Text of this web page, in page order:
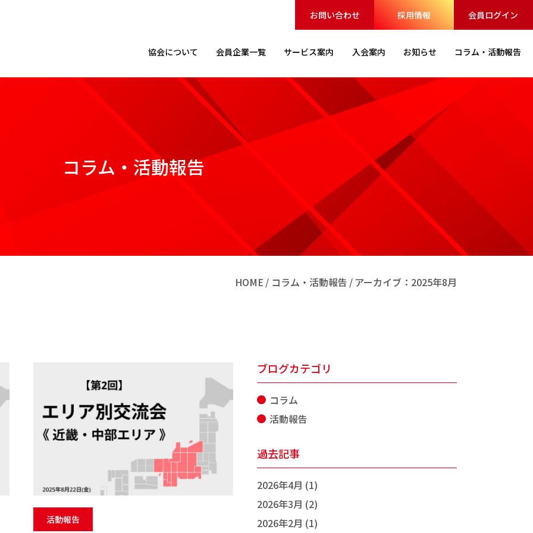
お問い合わせ 採用情報 会員ログイン
協会について 会員企業一覧 サービス案内 入会案内 お知らせ コラム・ 活動報告
コラム・活動報告
HOME コラム・活動報告 アーカイブ：2025年8月
活動報告
ブログカテゴリ
コラム
活動報告
過去記事
2026年4月 (1)
2026年3月 (2)
2026年2月 (1)